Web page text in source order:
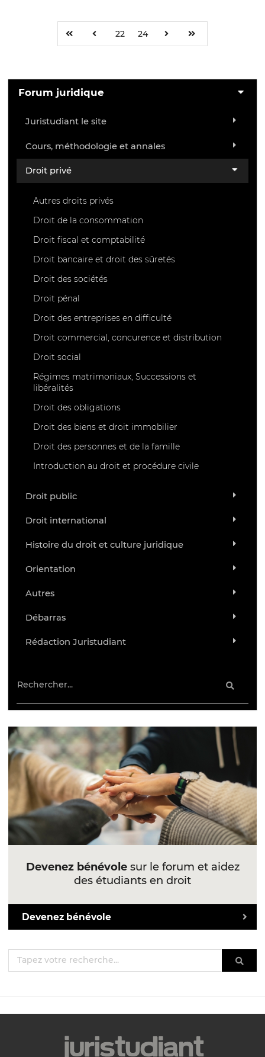
22 24
Forum juridique
Juristudiant le site
Cours, méthodologie et annales
Droit privé
Autres droits privés
Droit de la consommation
Droit fiscal et comptabilité
Droit bancaire et droit des sûretés
Droit des sociétés
Droit pénal
Droit des entreprises en difficulté
Droit commercial, concurence et distribution
Droit social
Régimes matrimoniaux, Successions et
libéralités
Droit des obligations
Droit des biens et droit immobilier
Droit des personnes et de la famille
Introduction au droit et procédure civile
Droit public
Droit international
Histoire du droit et culture juridique
Orientation
Autres
Débarras
Rédaction Juristudiant
Devenez bénévolesur le forum et aidez
des étudiants en droit
Devenez bénévole